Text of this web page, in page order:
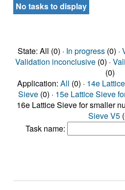
No tasks to display
State: All (0) · In progress(0) ·
Validation inconclusive(0) ·
(0)
Application: All (0) · 14e
Sieve (0) · 15e Lattice Sieve
16e Lattice Sieve for smaller
Sieve V5
Task name: